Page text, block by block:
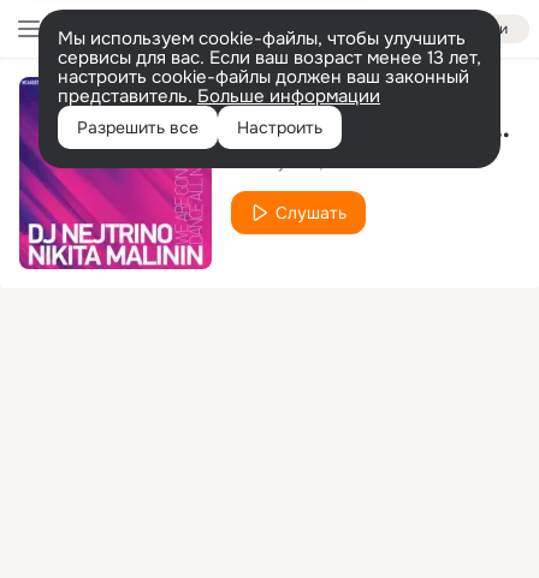
Войти
Мы используем cookie-файлы, чтобы улучшить
сервисы для вас. Если ваш возраст менее 13 лет,
настроить cookie-файлы должен ваш законный
представитель. Больше информации
Разрешить все Настроить Emotions (Extended Mix)
Слушать